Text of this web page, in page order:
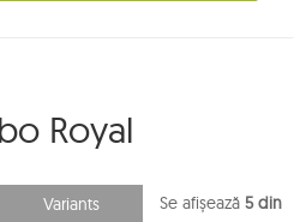
Royal
Variants Se afișează 5 din